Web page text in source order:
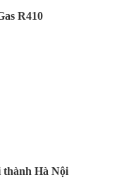
R410
thành Hà Nội